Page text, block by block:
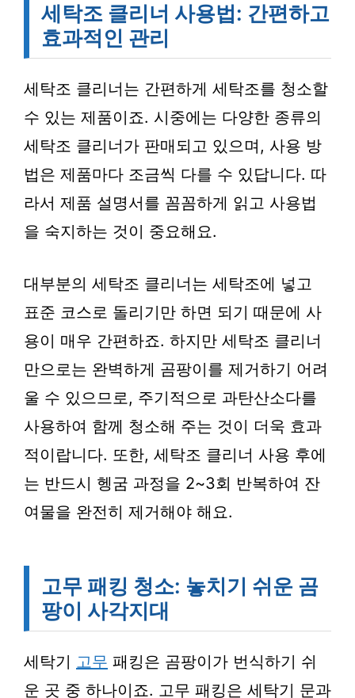
세탁조 클리너 사용법: 간편하고
효과적인 관리
세탁조 클리너는 간편하게 세탁조를 청소할
수 있는 제품이죠. 시중에는 다양한 종류의
세탁조 클리너가 판매되고 있으며, 사용 방
법은 제품마다 조금씩 다를 수 있답니다. 따
라서 제품 설명서를 꼼꼼하게 읽고 사용법
을 숙지하는 것이 중요해요.
대부분의 세탁조 클리너는 세탁조에 넣고
표준 코스로 돌리기만 하면 되기 때문에 사
용이 매우 간편하죠. 하지만 세탁조 클리너
만으로는 완벽하게 곰팡이를 제거하기 어려
울 수 있으므로, 주기적으로 과탄산소다를
사용하여 함께 청소해 주는 것이 더욱 효과
적이랍니다. 또한, 세탁조 클리너 사용 후에
는 반드시 헹굼 과정을 2~3회 반복하여 잔
여물을 완전히 제거해야 해요.
고무 패킹 청소: 놓치기 쉬운 곰
팡이 사각지대
세탁기 고무 패킹은 곰팡이가 번식하기 쉬
운 곳 중 하나이죠. 고무 패킹은 세탁기 문과